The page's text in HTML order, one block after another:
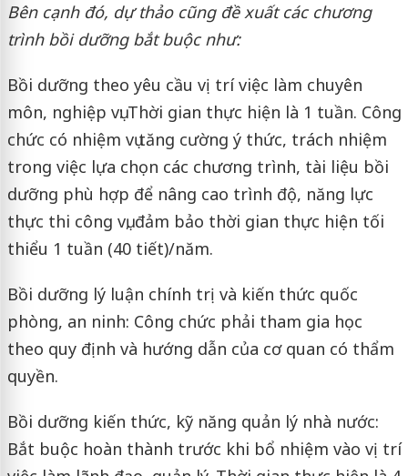
Bên cạnh đó, dự thảo cũng đề xuất các chương
trình bồi dưỡng bắt buộc như:
Bồi dưỡng theo yêu cầu vị trí việc làm chuyên
môn, nghiệp vụ: Thời gian thực hiện là 1 tuần. Công
chức có nhiệm vụ tăng cường ý thức, trách nhiệm
trong việc lựa chọn các chương trình, tài liệu bồi
dưỡng phù hợp để nâng cao trình độ, năng lực
thực thi công vụ, đảm bảo thời gian thực hiện tối
thiểu 1 tuần (40 tiết)/năm.
Bồi dưỡng lý luận chính trị và kiến thức quốc
phòng, an ninh: Công chức phải tham gia học
theo quy định và hướng dẫn của cơ quan có thẩm
quyền.
Bồi dưỡng kiến thức, kỹ năng quản lý nhà nước:
Bắt buộc hoàn thành trước khi bổ nhiệm vào vị trí